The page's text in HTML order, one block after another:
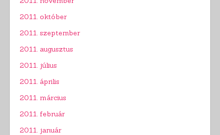
2011. október
2011. szeptember
2011. augusztus
2011. július
2011. április
2011. március
2011. február
2011. január